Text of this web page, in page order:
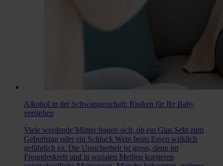
Alkohol in der Schwangerschaft: Risiken für Ihr Baby
verstehen
Viele werdende Mütter fragen sich, ob ein Glas Sekt zum
Geburtstag oder ein Schluck Wein beim Essen wirklich
gefährlich ist. Die Unsicherheit ist gross, denn im
Freundeskreis und in sozialen Medien kursieren